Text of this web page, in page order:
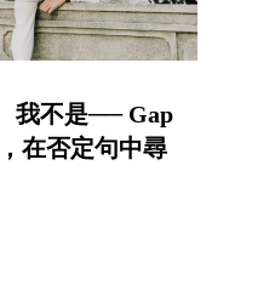
我不是── Gap
在否定句中尋